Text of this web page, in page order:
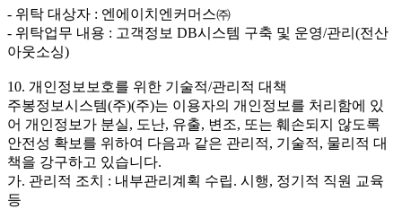
- 위탁 대상자 : 엔에이치엔커머스㈜
- 위탁업무 내용 : 고객정보 DB시스템 구축 및 운영/관리(전산
아웃소싱)
10. 개인정보보호를 위한 기술적/관리적 대책
주봉정보시스템(주)(주)는 이용자의 개인정보를 처리함에 있
어 개인정보가 분실, 도난, 유출, 변조, 또는 훼손되지 않도록
안전성 확보를 위하여 다음과 같은 관리적, 기술적, 물리적 대
책을 강구하고 있습니다.
가. 관리적 조치 : 내부관리계획 수립. 시행, 정기적 직원 교육
등